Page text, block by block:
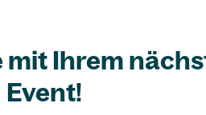
mit Ihrem
Event!